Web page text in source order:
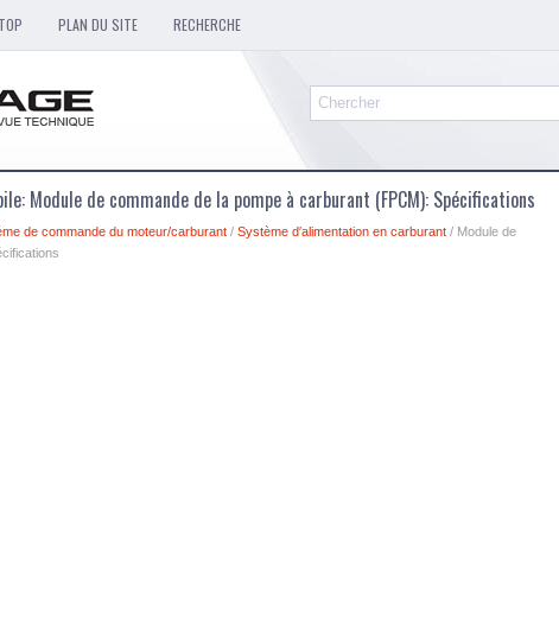
TOP PLAN DU SITE RECHERCHE
Module de commande de la pompe à carburant (FPCM): Spécifications
de commande du moteur/carburant / Système d′alimentation en carburant / Module de